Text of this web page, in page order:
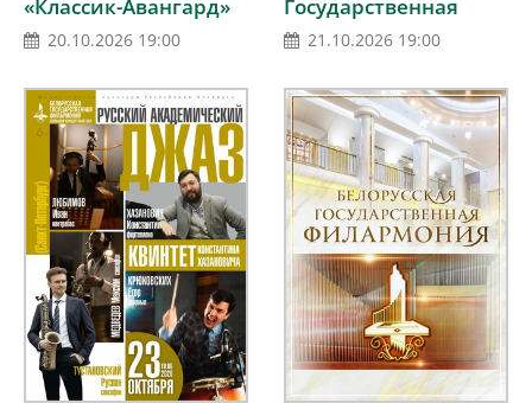
«Классик-Авангард»
20.10.2026 19:00
Государственная
академическая
хоровая капелла им.
21.10.2026 19:00